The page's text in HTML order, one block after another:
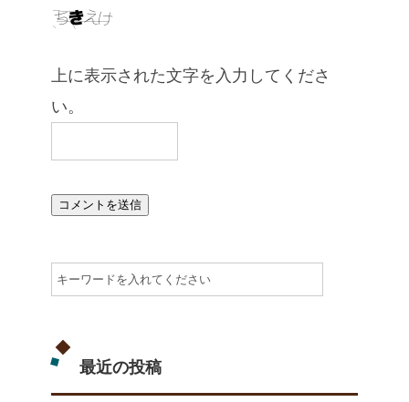
上に表示された文字を入力してくださ
い。
最近の投稿